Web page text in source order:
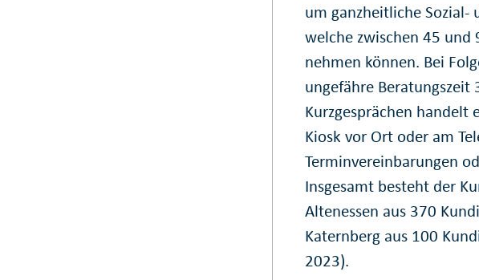
um ganzheitliche Sozial-
welche zwischen 45
nehmen können. Bei
ungefähre
Kurzgesprächen handelt
Kiosk vor Ort oder am
Terminvereinbarungen
Insgesamt besteht der
Altenessen aus 370
Katernberg aus 100
2023).